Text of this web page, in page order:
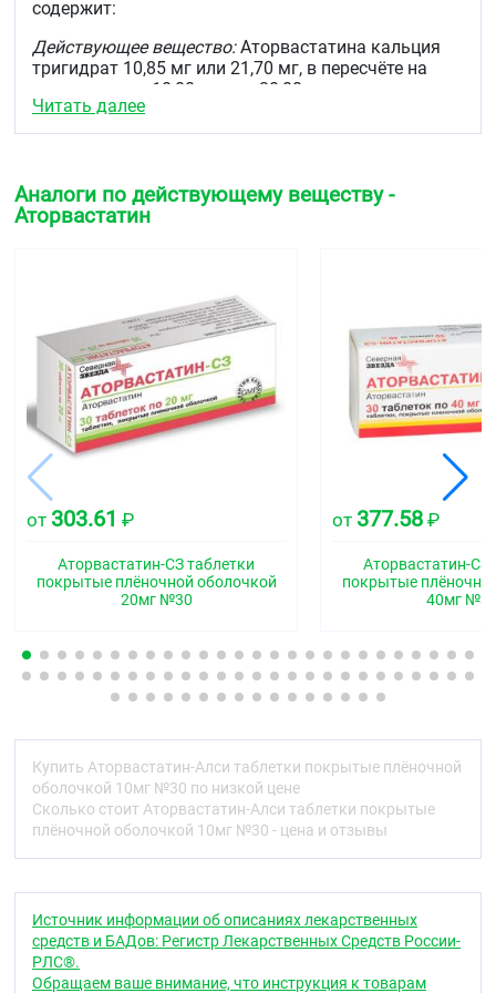
содержит:
Действующее вещество:Аторвастатина кальция
тригидрат 10,85 мг или 21,70 мг, в пересчёте на
аторвастатин 10,00 мг или 20,00 мг
вспомогательные вещества:целлюлоза
прежелатинизированный (1500) — 32,80 мг/65,60
мг, лактозы моногидрат (сахар молочный) — 23,85
мг/47,70 мг, кремния диоксид коллоидный
плёночная оболочка:Опадрай II (серия 85)
(поливиниловый спирт — 2,40 мг/4,80 мг, титана
диоксид — 1,50 мг/3,00 мг, макрогол
(полиэтиленгликоль) — 1,21 мг/2,42 мг, тальк —
0,89 мг/1,78 мг) — 6,00 мг/12,00 мг.
Описание
Круглые, двояковыпуклые таблетки, покрытые
плёночной оболочкой, белого цвета. На
поперечном разрезе — внутренний слой белого или
Фармакотерапевтическая группа
Гиполипидемическое средство - ГМГ-КоА-
Код АТХ
Фармакологические свойства
Фармакодинамика
Гиполипидемическое средство из группы статинов.
гидрокси-3-метилглутарил коэнзим А в
мевалоновую кислоту, являющуюся
предшественником стеролов, включая холестерин.
Триглицериды (ТГ) и холестерин в печени
включаются в состав липопротеинов очень низкой
Читать далее
Аналоги по действующему веществу -
Аторвастатин
от 303.61 ₽
Аторвастатин-СЗ таблетки
покрытые плёночной оболочкой
20мг №30
от 377.58 ₽
Аторвастатин-СЗ
покрытые
40мг
Купить Аторвастатин-Алси таблетки покрытые плёночной
оболочкой 10мг №30 по низкой цене
Сколько стоит Аторвастатин-Алси таблетки покрытые
плёночной оболочкой 10мг №30 - цена и отзывы
Источник информации об описаниях лекарственных
средств и БАДов: Регистр Лекарственных Средств России-
РЛС®.
Обращаем ваше внимание, что инструкция к товарам